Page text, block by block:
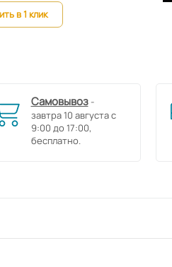
в 1 клик
Самовывоз-
завтра 10 августа с
9:00 до 17:00,
бесплатно.